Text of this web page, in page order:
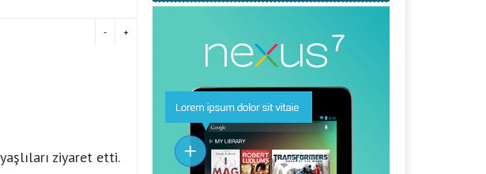
+
-
ziyaret etti.